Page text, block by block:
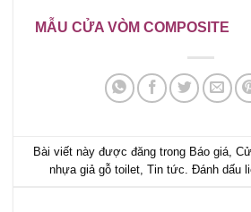
MẪU CỬA VÒM COMPOSITE
Bài viết này được đăng trong Báo giá
nhựa giả gỗ toilet, Tin tức . Đánh dấu